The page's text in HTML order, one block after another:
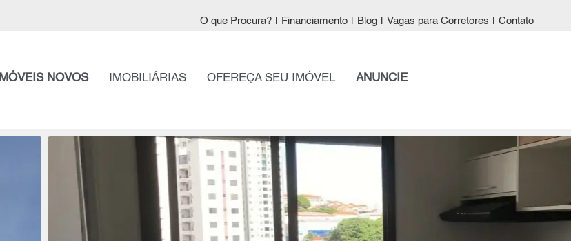
O que Procura? Financiamento Blog Vagas para Corretores Contato
IMÓVEIS NOVOS IMOBILIÁRIAS OFEREÇA SEU IMÓVEL ANUNCIE